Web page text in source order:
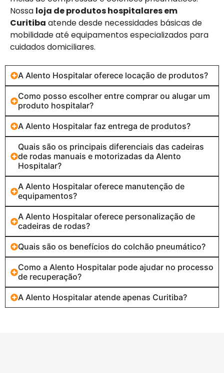
Nossa loja de produtos hospitalares em
Curitiba atende desde necessidades básicas de
mobilidade até equipamentos especializados para
cuidados domiciliares.
A Alento Hospitalar oferece locação de produtos?
Como posso escolher entre comprar ou alugar um
produto hospitalar?
A Alento Hospitalar faz entrega de produtos?
Quais são os principais diferenciais das cadeiras
de rodas manuais e motorizadas da Alento
Hospitalar?
A Alento Hospitalar oferece manutenção de
equipamentos?
A Alento Hospitalar oferece personalização de
cadeiras de rodas?
Quais são os benefícios do colchão pneumático?
Como a Alento Hospitalar pode ajudar no processo
de recuperação?
A Alento Hospitalar atende apenas Curitiba?